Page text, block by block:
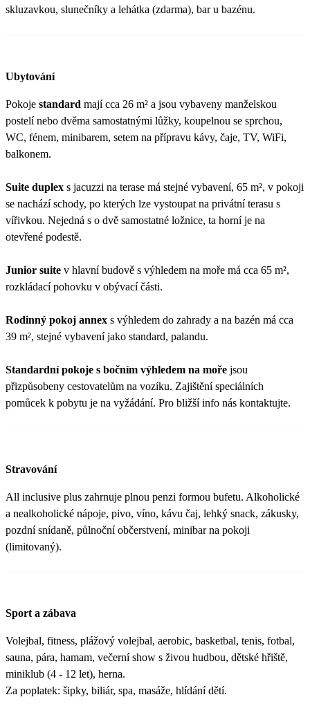
skluzavkou, slunečníky a lehátka (zdarma), bar u bazénu.
Ubytování
Pokoje standard mají cca 26 m² a jsou vybaveny manželskou
postelí nebo dvěma samostatnými lůžky, koupelnou se sprchou,
WC, fénem, minibarem, setem na přípravu kávy, čaje, TV, WiFi,
balkonem.
Suite duplex s jacuzzi na terase má stejné vybavení, 65 m², v pokoji
se nachází schody, po kterých lze vystoupat na privátní terasu s
vířivkou. Nejedná s o dvě samostatné ložnice, ta horní je na
otevřené podestě.
Junior suite v hlavní budově s výhledem na moře má cca 65 m²,
rozkládací pohovku v obývací části.
Rodinný pokoj annex s výhledem do zahrady a na bazén má cca
39 m², stejné vybavení jako standard, palandu.
Standardní pokoje s bočním výhledem na moře jsou
přizpůsobeny cestovatelům na vozíku. Zajištění speciálních
pomůcek k pobytu je na vyžádání. Pro bližší info nás kontaktujte.
Stravování
All inclusive plus zahrnuje plnou penzi formou bufetu. Alkoholické
a nealkoholické nápoje, pivo, víno, kávu čaj, lehký snack, zákusky,
pozdní snídaně, půlnoční občerstvení, minibar na pokoji
(limitovaný).
Sport a zábava
Volejbal, fitness, plážový volejbal, aerobic, basketbal, tenis, fotbal,
sauna, pára, hamam, večerní show s živou hudbou, dětské hřiště,
miniklub (4 - 12 let), herna.
Za poplatek: šipky, biliár, spa, masáže, hlídání dětí.